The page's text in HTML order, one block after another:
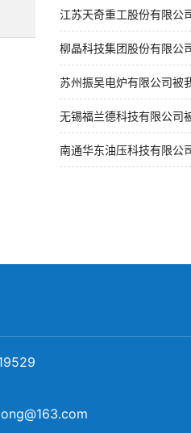
江苏天奇重工股份有限公
柳晶科技集团股份有限公
苏州振吴电炉有限公司被
无锡福兰德科技有限公司
南通华东油压科技有限公